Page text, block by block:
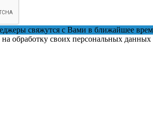
свяжутся с Вами в ближайшее
обработку своих персональных данных